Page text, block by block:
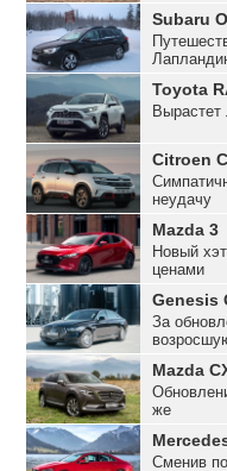
Subaru
Toyota
Вырастет
Citroen
неудачу
Mazda 3
Новый
ценами
Genesis
За
Mazda
же
Сменив